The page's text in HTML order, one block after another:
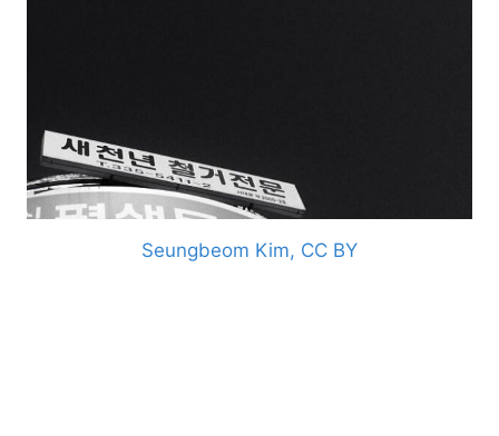
Seungbeom Kim, CC BY